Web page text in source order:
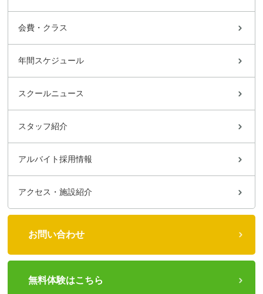
会費・クラス
年間スケジュール
スクールニュース
スタッフ紹介
アルバイト採用情報
アクセス・施設紹介
お問い合わせ
無料体験はこちら